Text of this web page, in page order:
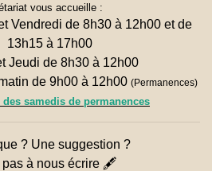
vous accueille :
Vendredi de 8h30 à 12h00 et de
13h15 à 17h00
Jeudi de 8h30 à 12h00
de 9h00 à 12h00 (Permanences)
samedis de permanences
? Une suggestion ?
pas à nous écrire 🖋